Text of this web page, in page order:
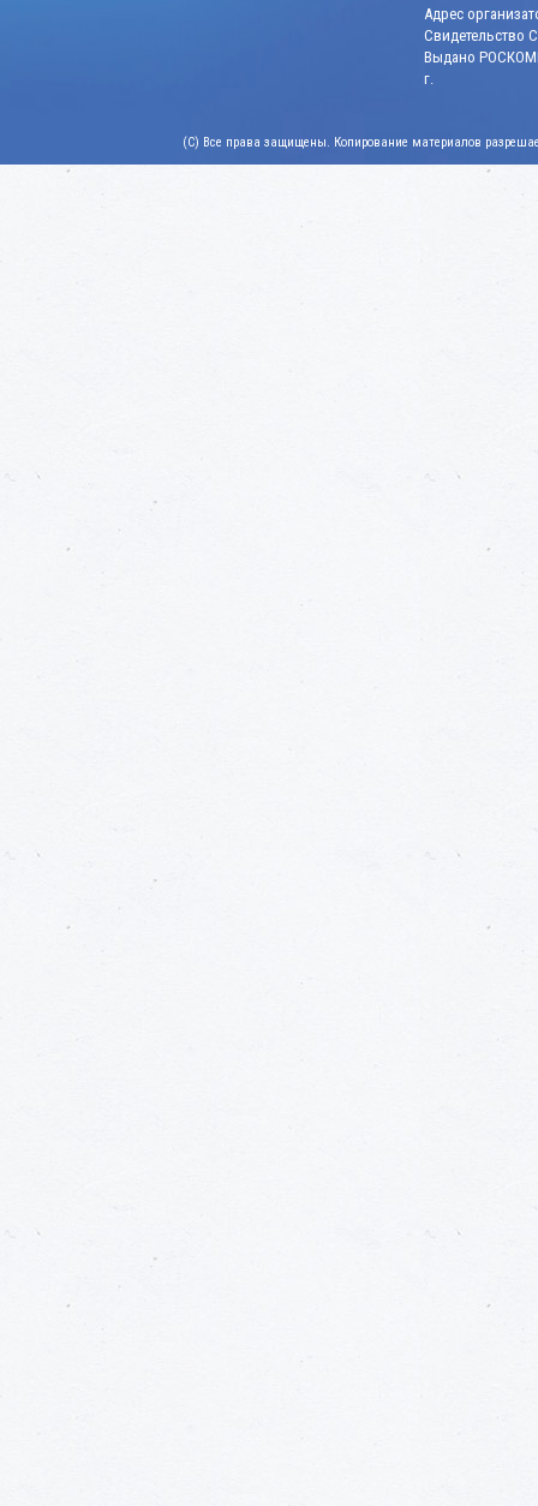
Адрес
Свидетельство
Выдано
г.
(C) Все права защищены. Копирование материалов